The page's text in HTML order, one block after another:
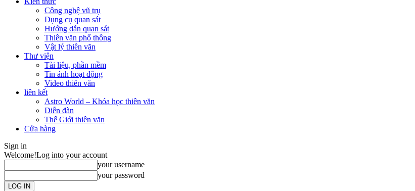
Công nghệ vũ trụ
Dụng cụ quan sát
Hướng dẫn quan sát
Thiên văn phổ thông
Vật lý thiên văn
Thư viện
Tài liệu, phần mềm
Tin ảnh hoạt động
Video thiên văn
liên kết
Astro World – Khóa học thiên văn
Diễn đàn
Thế Giới thiên văn
Cửa hàng
Sign in
Welcome!Log into your account
your username
your password